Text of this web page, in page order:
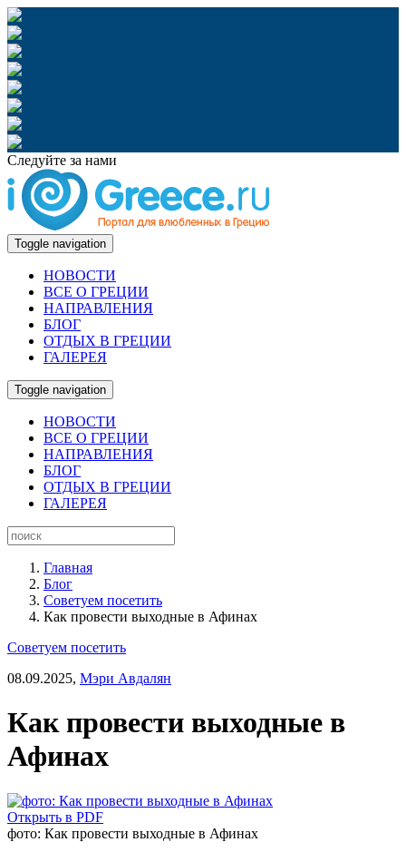
Следуйте за нами
Toggle navigation
НОВОСТИ
ВСЕ О ГРЕЦИИ
НАПРАВЛЕНИЯ
БЛОГ
ОТДЫХ В ГРЕЦИИ
ГАЛЕРЕЯ
Toggle navigation
НОВОСТИ
ВСЕ О ГРЕЦИИ
НАПРАВЛЕНИЯ
БЛОГ
ОТДЫХ В ГРЕЦИИ
ГАЛЕРЕЯ
Главная
Блог
Советуем посетить
Как провести выходные в Афинах
Советуем посетить
08.09.2025, Мэри Авдалян
Как провести выходные в
Афинах
Открыть в PDF
фото: Как провести выходные в Афинах